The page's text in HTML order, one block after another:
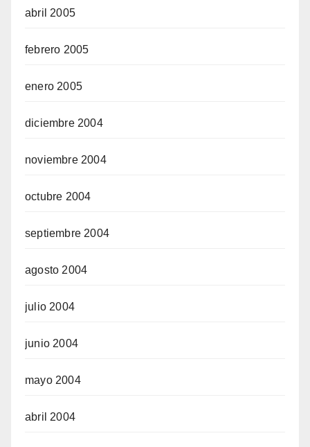
abril 2005
febrero 2005
enero 2005
diciembre 2004
noviembre 2004
octubre 2004
septiembre 2004
agosto 2004
julio 2004
junio 2004
mayo 2004
abril 2004